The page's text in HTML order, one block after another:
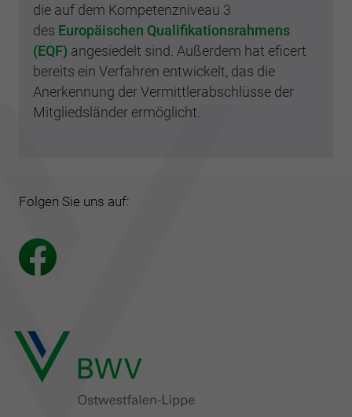
die auf dem Kompetenzniveau 3
des Europäischen Qualifikationsrahmens
(EQF) angesiedelt sind. Außerdem hat eficert
bereits ein Verfahren entwickelt, das die
Anerkennung der Vermittlerabschlüsse der
Mitgliedsländer ermöglicht.
Folgen Sie uns auf: